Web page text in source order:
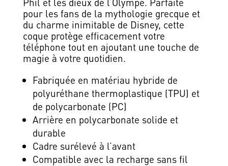
pour les fans de la mythologie grecque et
du charme inimitable de Disney, cette
coque protège efficacement votre
téléphone tout en ajoutant une touche de
magie à votre quotidien.
Fabriquée en matériau hybride de
polyuréthane thermoplastique (TPU) et
de polycarbonate (PC)
Arrière en polycarbonate solide et
durable
Cadre surélevé à l’avant
Compatible avec la recharge sans fil